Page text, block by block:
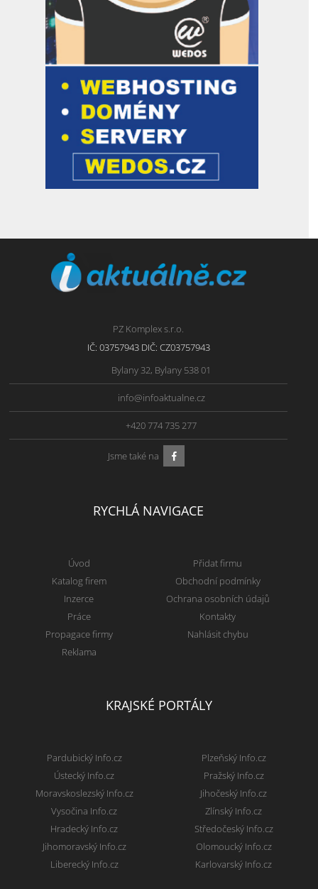
PZ Komplex s.r.o.
IČ: 03757943 DIČ: CZ03757943
Bylany 32, Bylany 538 01
info@infoaktualne.cz
+420 774 735 277
Jsme také na
RYCHLÁ NAVIGACE
Úvod
Katalog firem
Inzerce
Práce
Propagace firmy
Reklama
Přidat firmu
Obchodní podmínky
Ochrana osobních údajů
Kontakty
Nahlásit chybu
KRAJSKÉ PORTÁLY
Pardubický Info.cz
Ústecký Info.cz
Moravskoslezský Info.cz
Vysočina Info.cz
Hradecký Info.cz
Jihomoravský Info.cz
Liberecký Info.cz
Plzeňský Info.cz
Pražský Info.cz
Jihočeský Info.cz
Zlínský Info.cz
Středočeský Info.cz
Olomoucký Info.cz
Karlovarský Info.cz